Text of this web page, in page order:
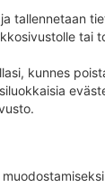
tallennetaan
tai
kunnes